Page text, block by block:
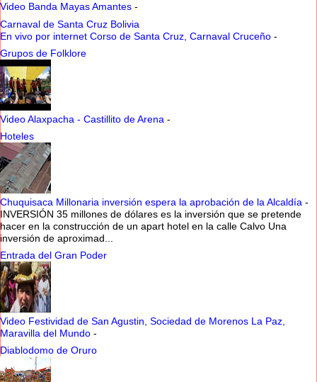
Video Banda Mayas Amantes -
Carnaval de Santa Cruz Bolivia
En vivo por internet Corso de Santa Cruz, Carnaval Cruceño -
Grupos de Folklore
Video Alaxpacha - Castillito de Arena -
Hoteles
Chuquisaca Millonaria inversión espera la aprobación de la Alcaldía -
INVERSIÓN 35 millones de dólares es la inversión que se pretende
hacer en la construcción de un apart hotel en la calle Calvo Una
inversión de aproximad...
Entrada del Gran Poder
Video Festividad de San Agustin, Sociedad de Morenos La Paz,
Maravilla del Mundo -
Diablodomo de Oruro